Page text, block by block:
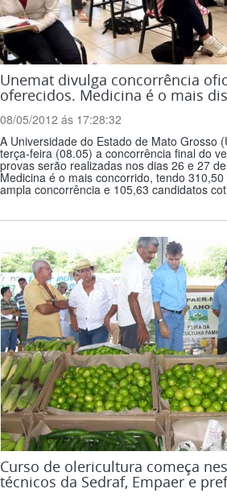
Unemat divulga concorrência
oferecidos. Medicina é o mais
08/05/2012 ás 17:28:32
A Universidade do Estado de Mato Grosso
terça-feira (08.05) a concorrência final do
provas serão realizadas nos dias 26 e 27
Medicina é o mais concorrido, tendo
ampla concorrência e 105,63 candidatos
Curso de olericultura começa
técnicos da Sedraf, Empaer e